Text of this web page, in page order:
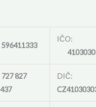
596411333
IČO:
727 827
437
DIČ: